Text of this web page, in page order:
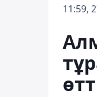
11:59,